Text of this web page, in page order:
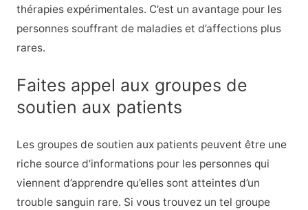
thérapies expérimentales. C’est un avantage pour les
personnes souffrant de maladies et d’affections plus
rares.
Faites appel aux groupes de
soutien aux patients
Les groupes de soutien aux patients peuvent être une
riche source d’informations pour les personnes qui
viennent d’apprendre qu’elles sont atteintes d’un
trouble sanguin rare. Si vous trouvez un tel groupe